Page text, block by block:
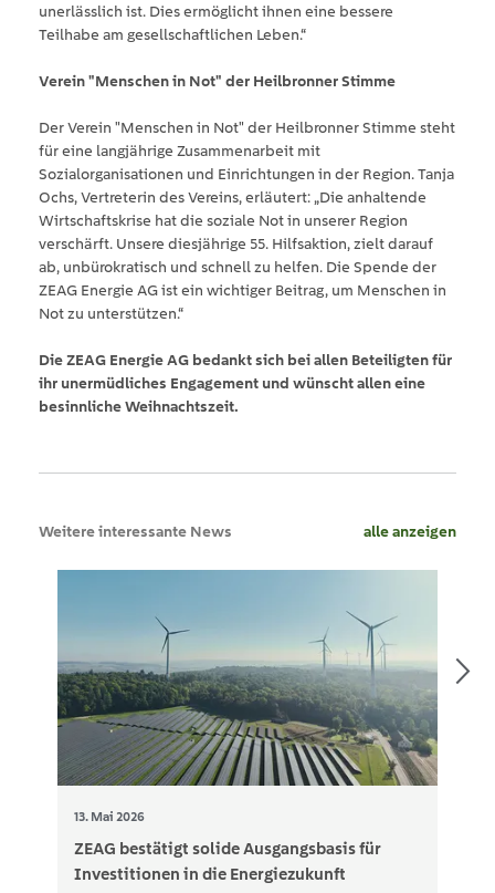
unerlässlich ist. Dies ermöglicht ihnen eine bessere
Teilhabe am gesellschaftlichen Leben.“
Verein "Menschen in Not" der Heilbronner Stimme
Der Verein "Menschen in Not" der Heilbronner Stimme steht
für eine langjährige Zusammenarbeit mit
Sozialorganisationen und Einrichtungen in der Region. Tanja
Ochs, Vertreterin des Vereins, erläutert: „Die anhaltende
Wirtschaftskrise hat die soziale Not in unserer Region
verschärft. Unsere diesjährige 55. Hilfsaktion, zielt darauf
ab, unbürokratisch und schnell zu helfen. Die Spende der
ZEAG Energie AG ist ein wichtiger Beitrag, um Menschen in
Not zu unterstützen.“
Die ZEAG Energie AG bedankt sich bei allen Beteiligten für
ihr unermüdliches Engagement und wünscht allen eine
besinnliche Weihnachtszeit.
Weitere interessante News alle anzeigen
13. Mai 2026
ZEAG bestätigt solide Ausgangsbasis für
Investitionen in die Energiezukunft